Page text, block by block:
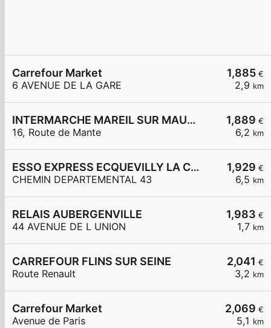
1,885 €
2,9 km
Carrefour Market
6 AVENUE DE LA GARE
1,889 €
6,2 km
INTERMARCHE MAREIL SUR MAULDRE
16, Route de Mante
1,929 €
6,5 km
ESSO EXPRESS ECQUEVILLY LA CHAMOISERIE
CHEMIN DEPARTEMENTAL 43
1,983 €
1,7 km
RELAIS AUBERGENVILLE
44 AVENUE DE L UNION
2,041 €
3,2 km
CARREFOUR FLINS SUR SEINE
Route Renault
2,069 €
5,1 km
Carrefour Market
Avenue de Paris